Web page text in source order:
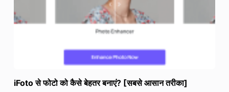
iFoto से फोटो को कैसे बेहतर बनाएं? [सबसे आसान तरीका]